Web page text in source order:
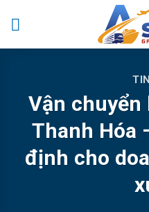
Vận chuyển
Thanh Hóa
định cho